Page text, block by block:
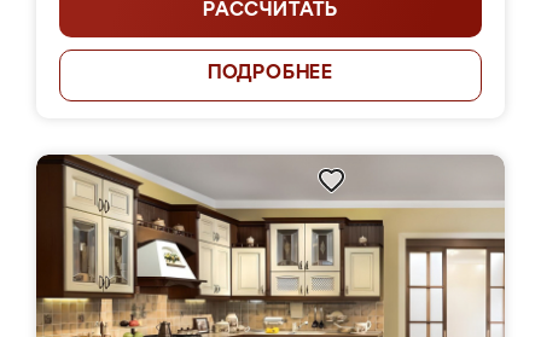
РАССЧИТАТЬ
ПОДРОБНЕЕ